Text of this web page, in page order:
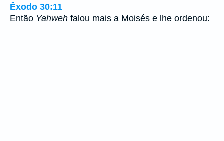
Êxodo 30:11
Então Yahweh falou mais a Moisés e lhe ordenou: